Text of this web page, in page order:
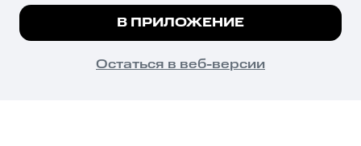
психотропных веществ, их аналогов причиняет вред здоровью,
их незаконный оборот запрещён и влечёт установленную
законодательством ответственность.
© 2026 ООО «КИОН».
Все права защищены
Мы используем куки, чтобы на сайте все
Подробнее
ПОНЯТНО
В ПРИЛОЖЕНИЕ
Остаться в веб-версии